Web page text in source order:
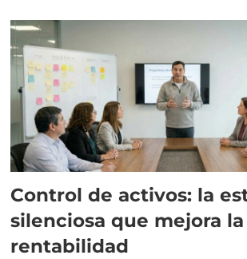
Control de activos: la
silenciosa que mejora la
rentabilidad